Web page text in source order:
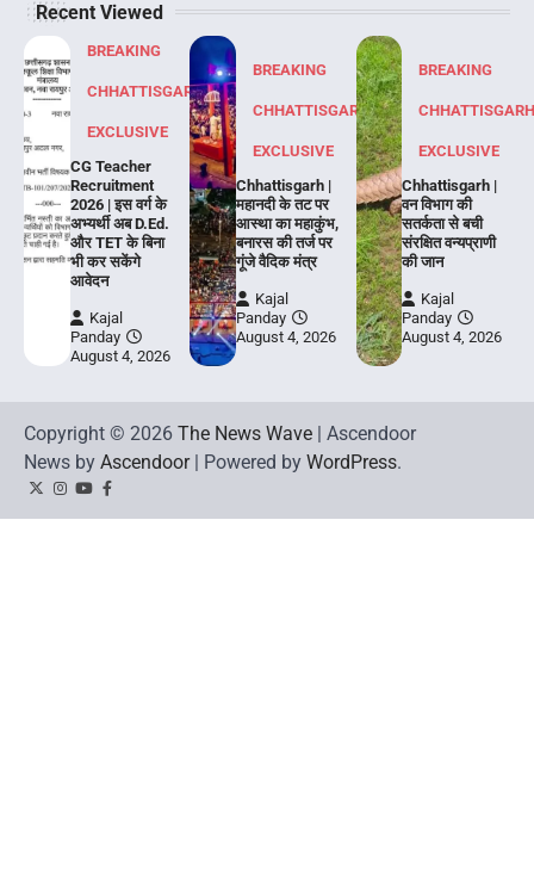
Recent Viewed
BREAKING
CHHATTISGARH
EXCLUSIVE
CG Teacher
Recruitment
2026 | इस वर्ग के
अभ्यर्थी अब D.Ed.
और TET के बिना
भी कर सकेंगे
आवेदन
Kajal
Panday
August 4, 2026
BREAKING
CHHATTISGARH
EXCLUSIVE
Chhattisgarh |
महानदी के तट पर
आस्था का महाकुंभ,
बनारस की तर्ज पर
गूंजे वैदिक मंत्र
Kajal
Panday
August 4, 2026
BREAKING
EXCLUSIVE
Chhattisgarh |
वन विभाग की
सतर्कता से बची
संरक्षित वन्यप्राणी
की जान
Kajal
Panday
August 4, 2026
Copyright © 2026 The News Wave | Ascendoor
News by Ascendoor| Powered by WordPress.
TwitterInstagram
YouTubeFacebook